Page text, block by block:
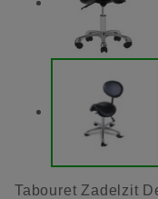
Tabouret Zadelzit